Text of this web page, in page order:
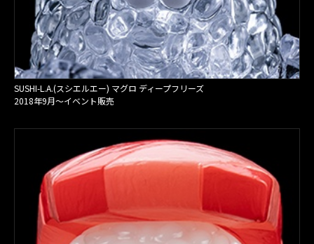
SUSHI-L.A.(スシエルエー) マグロ ディープフリーズ
2018年9月〜イベント販売